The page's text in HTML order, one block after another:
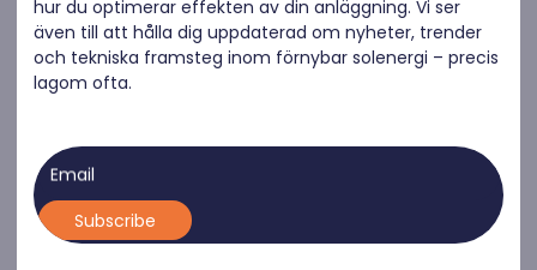
hur du optimerar effekten av din anläggning. Vi ser
även till att hålla dig uppdaterad om nyheter, trender
och tekniska framsteg inom förnybar solenergi – precis
lagom ofta.
Email